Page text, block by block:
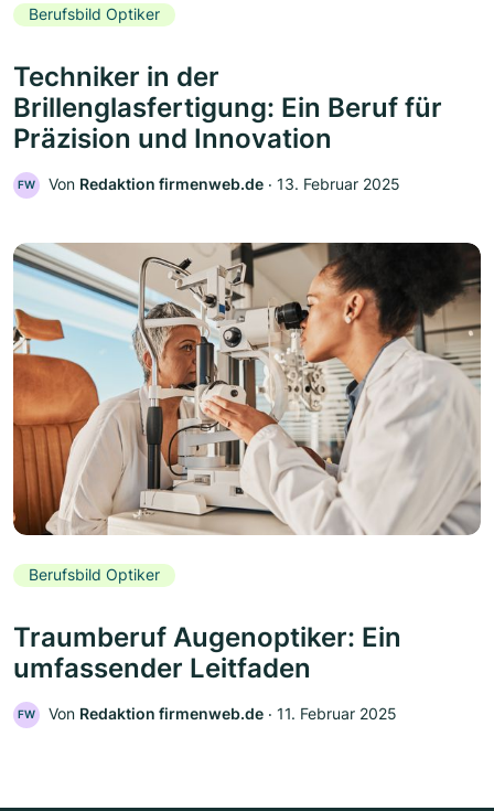
Berufsbild Optiker
Techniker in der
Brillenglasfertigung: Ein Beruf für
Präzision und Innovation
FW Von Redaktion firmenweb.de ‧ 13. Februar 2025
Berufsbild Optiker
Traumberuf Augenoptiker: Ein
umfassender Leitfaden
FW Von Redaktion firmenweb.de ‧ 11. Februar 2025